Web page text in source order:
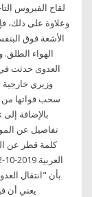
لقاح الفيروس
الأشعة فوق
الهواء الطلق.
العدوى حدثت
وزيري خارجية
سحب قواتها من
تفاصيل عن
كلمة قطر عن
بأن "انتقال